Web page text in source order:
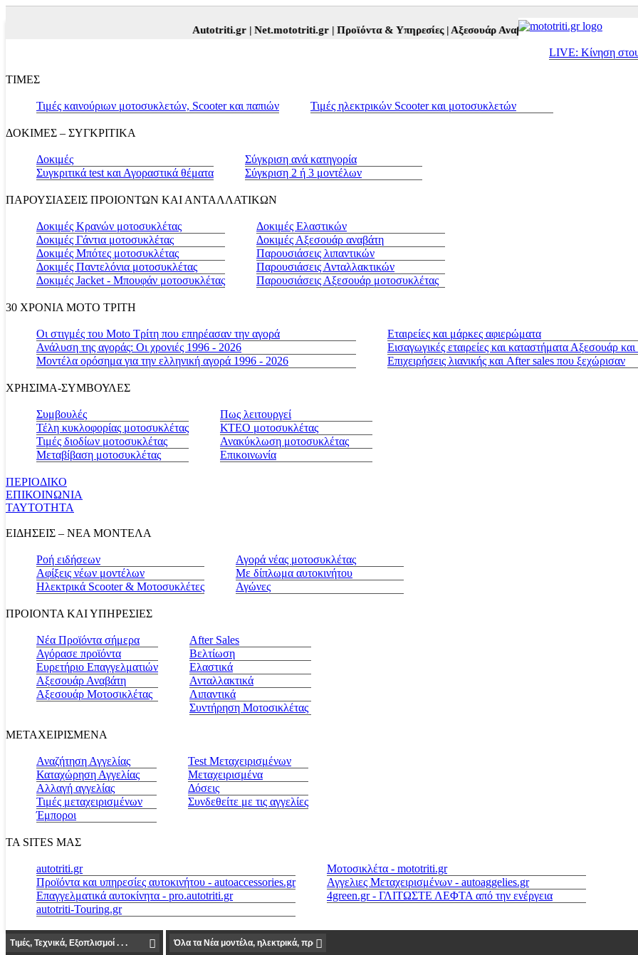
Autotriti.gr |Net.mototriti.gr |Προϊόντα & Υπηρεσίες |Αξεσουάρ Αναβάτη και Μοτοσυκλέτας |
LIVE: Κίνηση
ΤΙΜΕΣ
Τιμές καινούριων μοτοσυκλετών, Scooter και παπιών Τιμές ηλεκτρικών Scooter και μοτοσυκλετών
ΔΟΚΙΜΕΣ – ΣΥΓΚΡΙΤΙΚΑ
Δοκιμές
Συγκριτικά test και Αγοραστικά θέματα
Σύγκριση ανά κατηγορία
Σύγκριση 2 ή 3 μοντέλων
ΠΑΡΟΥΣΙΑΣΕΙΣ ΠΡΟΙΟΝΤΩΝ ΚΑΙ ΑΝΤΑΛΛΑΤΙΚΩΝ
Δοκιμές Κρανών μοτοσυκλέτας
Δοκιμές Γάντια μοτοσυκλέτας
Δοκιμές Μπότες μοτοσυκλέτας
Δοκιμές Παντελόνια μοτοσυκλέτας
Δοκιμές Jacket - Μπουφάν μοτοσυκλέτας
Δοκιμές Ελαστικών
Δοκιμές Αξεσουάρ αναβάτη
Παρουσιάσεις λιπαντικών
Παρουσιάσεις Ανταλλακτικών
Παρουσιάσεις Αξεσουάρ μοτοσυκλέτας
30 ΧΡΟΝΙΑ MOTO ΤΡΙΤΗ
Οι στιγμές του Moto Τρίτη που επηρέασαν την αγορά
Ανάλυση της αγοράς: Οι χρονιές 1996 - 2026
Μοντέλα ορόσημα για την ελληνική αγορά 1996 - 2026
Εταιρείες και μάρκες αφιερώματα
Εισαγωγικές εταιρείες και καταστήματα Αξεσουάρ
Επιχειρήσεις λιανικής και After sales που ξεχώρισαν
ΧΡΗΣΙΜΑ-ΣΥΜΒΟΥΛΕΣ
Συμβουλές
Τέλη κυκλοφορίας μοτοσυκλέτας
Τιμές διοδίων μοτοσυκλέτας
Μεταβίβαση μοτοσυκλέτας
Πως λειτουργεί
ΚΤΕΟ μοτοσυκλέτας
Ανακύκλωση μοτοσυκλέτας
Επικοινωνία
ΠΕΡΙΟΔΙΚΟ
ΕΠΙΚΟΙΝΩΝΙΑ
ΤΑΥΤΟΤΗΤΑ
ΕΙΔΗΣΕΙΣ – ΝΕΑ ΜΟΝΤΕΛΑ
Ροή ειδήσεων
Αφίξεις νέων μοντέλων
Ηλεκτρικά Scooter & Μοτοσυκλέτες
Αγορά νέας μοτοσυκλέτας
Με δίπλωμα αυτοκινήτου
Αγώνες
ΠΡΟΙΟΝΤΑ ΚΑΙ ΥΠΗΡΕΣΙΕΣ
Νέα Προϊόντα σήμερα
Αγόρασε προϊόντα
Ευρετήριο Επαγγελματιών
Αξεσουάρ Αναβάτη
Αξεσουάρ Μοτοσικλέτας
Αfter Sales
Βελτίωση
Ελαστικά
Ανταλλακτικά
Λιπαντικά
Συντήρηση Μοτοσικλέτας
ΜΕΤΑΧΕΙΡΙΣΜΕΝΑ
Αναζήτηση Αγγελίας
Καταχώρηση Αγγελίας
Αλλαγή αγγελίας
Τιμές μεταχειρισμένων
Έμποροι
Test Μεταχειρισμένων
Μεταχειρισμένα
Δόσεις
Συνδεθείτε με τις αγγελίες
ΤΑ SITES ΜΑΣ
autotriti.gr
Προϊόντα και υπηρεσίες αυτοκινήτου - autoaccessories.gr
Επαγγελματικά αυτοκίνητα - pro.autotriti.gr
autotriti-Touring.gr
Μοτοσικλέτα - mototriti.gr
Αγγελιες Μεταχειρισμένων - autoaggelies.gr
4green.gr - ΓΛΙΤΩΣΤΕ ΛΕΦΤΑ από την ενέργεια